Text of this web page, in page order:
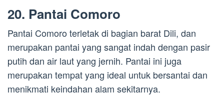
20. Pantai Comoro
Pantai Comoro terletak di bagian barat Dili, dan
merupakan pantai yang sangat indah dengan pasir
putih dan air laut yang jernih. Pantai ini juga
merupakan tempat yang ideal untuk bersantai dan
menikmati keindahan alam sekitarnya.